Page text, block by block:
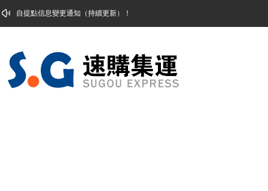
自提點信息變更通知（持續更新）！